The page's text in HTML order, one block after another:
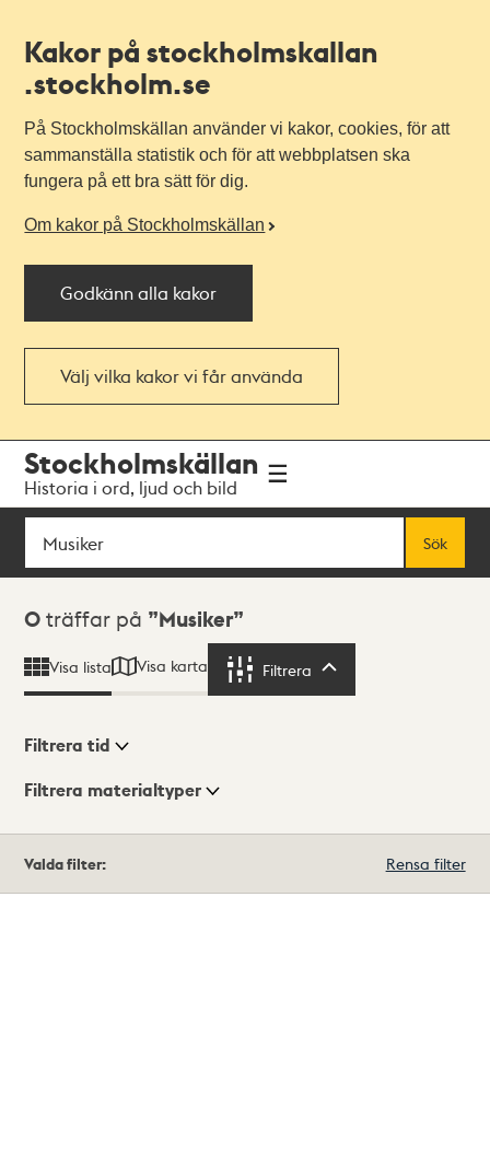
Kakor på stockholmskallan
.stockholm.se
På Stockholmskällan använder vi kakor, cookies, för att
sammanställa statistik och för att webbplatsen ska
fungera på ett bra sätt för dig.
Om kakor på Stockholmskällan
Godkänn alla kakor
Välj vilka kakor vi får använda
navigationen
huvudinnehållet
Stockholmskällan
Historia i ord, ljud och bild
Sök
Sök
Sökresultat
0 träffar på Musiker
Visa lista Visa karta Filtrera
Visningsläge
Filtrera tid
Filtrera materialtyper
träffar
Valda filter: Rensa filter